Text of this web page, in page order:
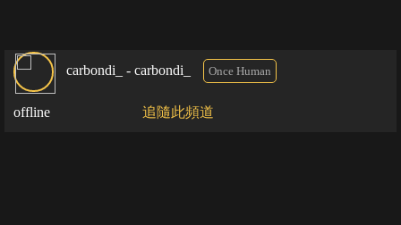
carbondi_ - carbondi_ Once Human
offline 追隨此頻道